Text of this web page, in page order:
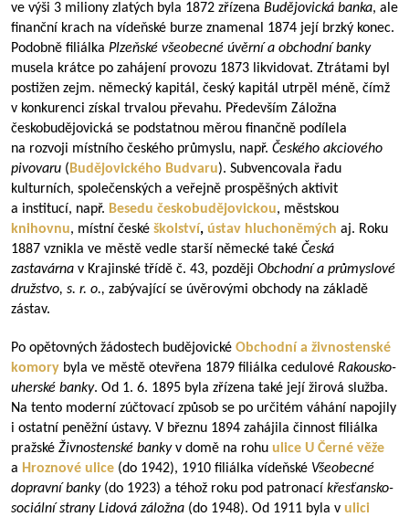
ve výši 3 miliony zlatých byla 1872 zřízena Budějovická banka, ale
finanční krach na vídeňské burze znamenal 1874 její brzký konec.
Podobně filiálka Plzeňské všeobecné úvěrní a obchodní banky
musela krátce po zahájení provozu 1873 likvidovat. Ztrátami byl
postižen zejm. německý kapitál, český kapitál utrpěl méně, čímž
v konkurenci získal trvalou převahu. Především Záložna
českobudějovická se podstatnou měrou finančně podílela
na rozvoji místního českého průmyslu, např. Českého akciového
pivovaru ( Budějovického Budvaru). Subvencovala řadu
kulturních, společenských a veřejně prospěšných aktivit
a institucí, např. Besedu českobudějovickou, městskou
knihovnu, místní české školství, ústav hluchoněmých aj. Roku
1887 vznikla ve městě vedle starší německé také Česká
zastavárna v Krajinské třídě č. 43, později Obchodní a průmyslové
družstvo, s. r. o., zabývající se úvěrovými obchody na základě
zástav.
Po opětovných žádostech budějovické Obchodní a živnostenské
komory byla ve městě otevřena 1879 filiálka cedulové Rakousko-
uherské banky. Od 1. 6. 1895 byla zřízena také její žirová služba.
Na tento moderní zúčtovací způsob se po určitém váhání napojily
i ostatní peněžní ústavy. V březnu 1894 zahájila činnost filiálka
pražské Živnostenské bankyv domě na rohu ulice U Černé věže
a Hroznové ulice (do 1942), 1910 filiálka vídeňské Všeobecné
dopravní banky(do 1923) a téhož roku pod patronací křesťansko-
sociální strany Lidová záložna (do 1948). Od 1911 byla v ulici